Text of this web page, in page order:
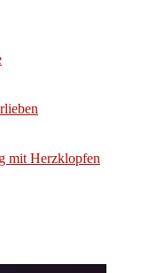
mit Herzklopfen